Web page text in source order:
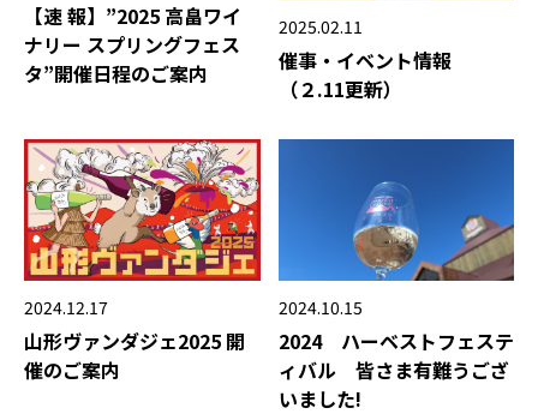
【速 報】”2025 高畠ワイ
ナリー スプリングフェス
タ”開催日程のご案内
2025.02.11
催事・イベント情報
（２.11更新）
2024.12.17
山形ヴァンダジェ2025 開
催のご案内
2024.10.15
2024 ハーベストフェステ
ィバル 皆さま有難うござ
いました!